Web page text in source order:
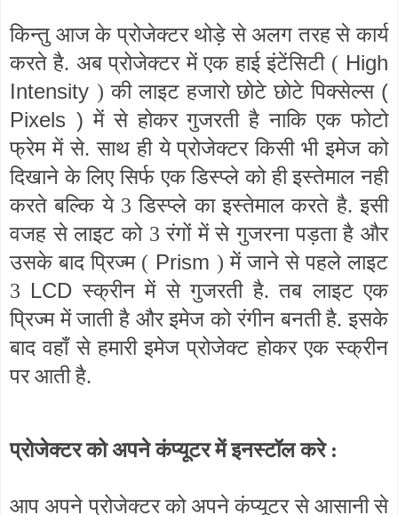
किन्तु आज के प्रोजेक्टर थोड़े से अलग तरह से कार्य
करते है. अब प्रोजेक्टर में एक हाई इंटेंसिटी (High
Intensity ) की लाइट हजारो छोटे छोटे पिक्सेल्स (
Pixels ) में से होकर गुजरती है नाकि एक फोटो
फ्रेम में से. साथ ही ये प्रोजेक्टर किसी भी इमेज को
दिखाने के लिए सिर्फ एक डिस्प्ले को ही इस्तेमाल नही
करते बल्कि ये 3 डिस्प्ले का इस्तेमाल करते है. इसी
वजह से लाइट को 3 रंगों में से गुजरना पड़ता है और
उसके बाद प्रिज्म ( Prism ) में जाने से पहले लाइट
3 LCD स्क्रीन में से गुजरती है. तब लाइट एक
प्रिज्म में जाती है और इमेज को रंगीन बनती है. इसके
बाद वहाँ से हमारी इमेज प्रोजेक्ट होकर एक स्क्रीन
पर आती है.
प्रोजेक्टर को अपने कंप्यूटर में इनस्टॉल करे :
आप अपने प्रोजेक्टर को अपने कंप्यूटर से आसानी से